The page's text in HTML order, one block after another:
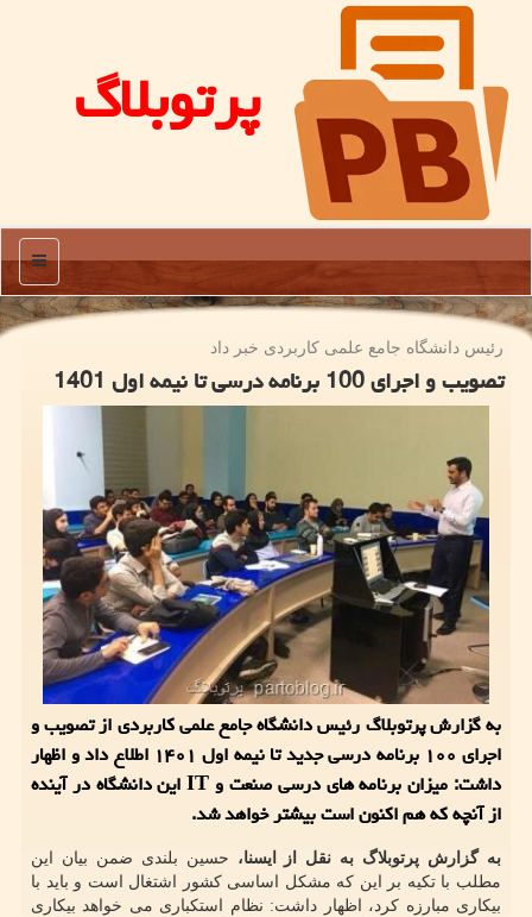
پرتوبلاگ
منو
رئیس دانشگاه جامع علمی كاربردی خبر داد
تصویب و اجرای 100 برنامه درسی تا نیمه اول 1401
به گزارش پرتوبلاگ رئیس دانشگاه جامع علمی کاربردی از تصویب و
اجرای ۱۰۰ برنامه درسی جدید تا نیمه اول ۱۴۰۱ اطلاع داد و اظهار
داشت: میزان برنامه های درسی صنعت و IT این دانشگاه در آینده
از آنچه که هم اکنون است بیشتر خواهد شد.
به گزارش پرتوبلاگ به نقل از ایسنا، حسین بلندی ضمن بیان این
مطلب با تکیه بر این که مشکل اساسی کشور اشتغال است و باید با
بیکاری مبارزه کرد، اظهار داشت: نظام استکباری می خواهد بیکاری